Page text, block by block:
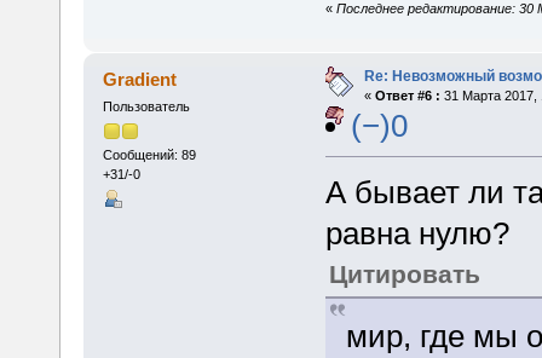
« Последнее редактирование:
Gradient
Пользователь
Сообщений: 89
+31/-0
Re: Невозможный
« Ответ #6 : 31 Марта 2017,
(−)0
А бывает ли
равна нулю?
Цитировать
мир, где мы